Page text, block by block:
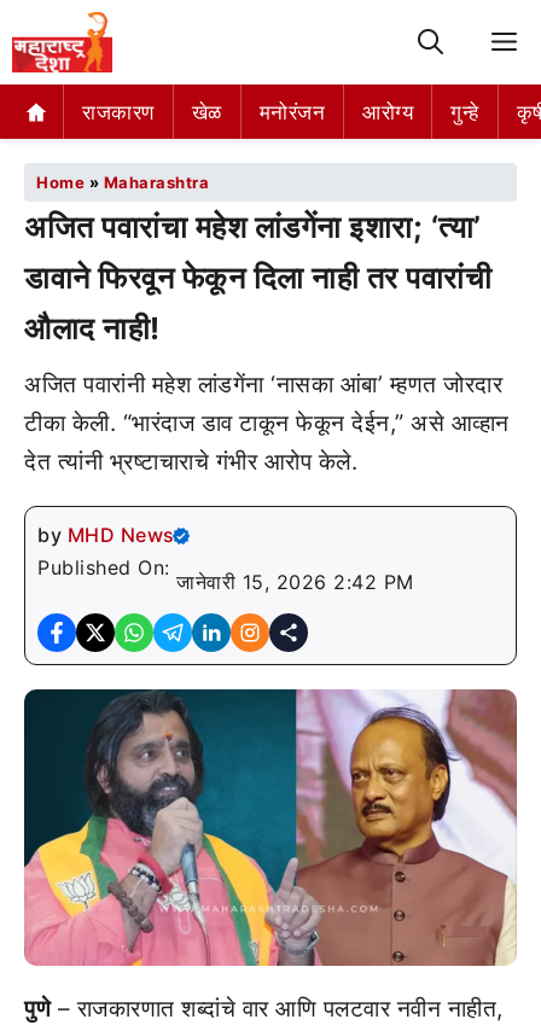
राजकारण खेळ मनोरंजन आरोग्य गुन्हे
Home » Maharashtra
अजित पवारांचा महेश लांडगेंना इशारा; ‘त्या’
डावाने फिरवून फेकून दिला नाही तर पवारांची
औलाद नाही!
अजित पवारांनी महेश लांडगेंना ‘नासका आंबा’ म्हणत जोरदार
टीका केली. “भारंदाज डाव टाकून फेकून देईन,” असे आव्हान
देत त्यांनी भ्रष्टाचाराचे गंभीर आरोप केले.
by MHD News
Published On:
जानेवारी 15, 2026 2:42 PM
पुणे– राजकारणात शब्दांचे वार आणि पलटवार नवीन नाहीत,